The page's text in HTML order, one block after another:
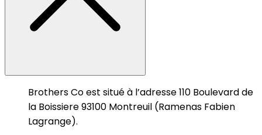
Brothers Co est situé à l’adresse 110 Boulevard de
la Boissiere 93100 Montreuil (Ramenas Fabien
Lagrange).